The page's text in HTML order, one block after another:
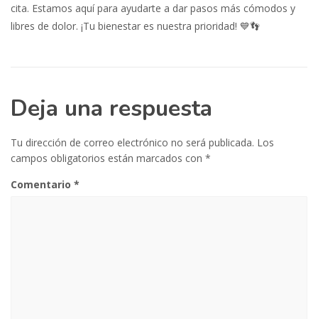
cita. Estamos aquí para ayudarte a dar pasos más cómodos y
libres de dolor. ¡Tu bienestar es nuestra prioridad! 💙👣
Deja una respuesta
Tu dirección de correo electrónico no será publicada. Los
campos obligatorios están marcados con *
Comentario *